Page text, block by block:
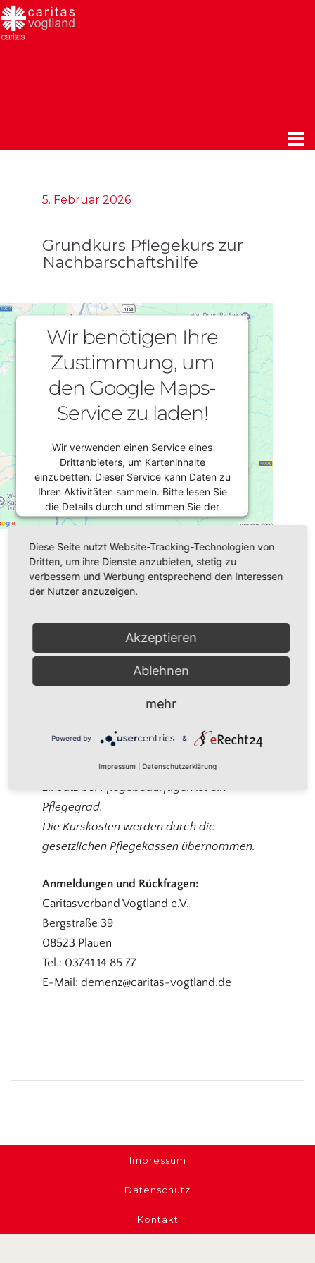
5. Februar 2026
Grundkurs Pflegekurs zur
Nachbarschaftshilfe
Wir benötigen Ihre
Zustimmung, um
den Google Maps-
Service zu laden!
Wir verwenden einen Service eines
Drittanbieters, um Karteninhalte
einzubetten. Dieser Service kann Daten zu
Ihren Aktivitäten sammeln. Bitte lesen Sie
die Details durch und stimmen Sie der
Nutzung des Service zu, um diese Karte
Mehr Informationen
Usercentrics Consent
Management Platform
05.02.2026
9:00 - 16:30
Caritasverband Vogtland e.V.
Ausbildungskurs zur Erlangung der
Anerkennung als Nachbarschaftshelfer
Nachbarschaftshelfer entlasten
Pflegepersonen. Sie betreuen Betroffene
stundenweise. Voraussetzung für einen
Pflegegrad.
Die Kurskosten werden durch die
gesetzlichen Pflegekassen übernommen.
Anmeldungen und Rückfragen:
Caritasverband Vogtland e.V.
Bergstraße 39
08523 Plauen
Tel.: 03741 14 85 77
E-Mail: demenz@caritas-vogtland.de
Impressum
Datenschutz
Kontakt
Diese Seite nutzt Website-Tracking-Technologien von
Dritten, um ihre Dienste anzubieten, stetig zu
verbessern und Werbung entsprechend den Interessen
der Nutzer anzuzeigen.
Akzeptieren
Ablehnen
mehr
Powered by &
Impressum Datenschutzerklärung